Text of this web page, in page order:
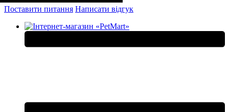
Поставити питання Написати відгук